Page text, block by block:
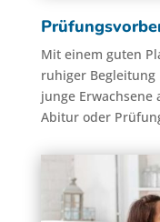
Mit einem guten
ruhiger
junge Erwachsene
Abitur oder